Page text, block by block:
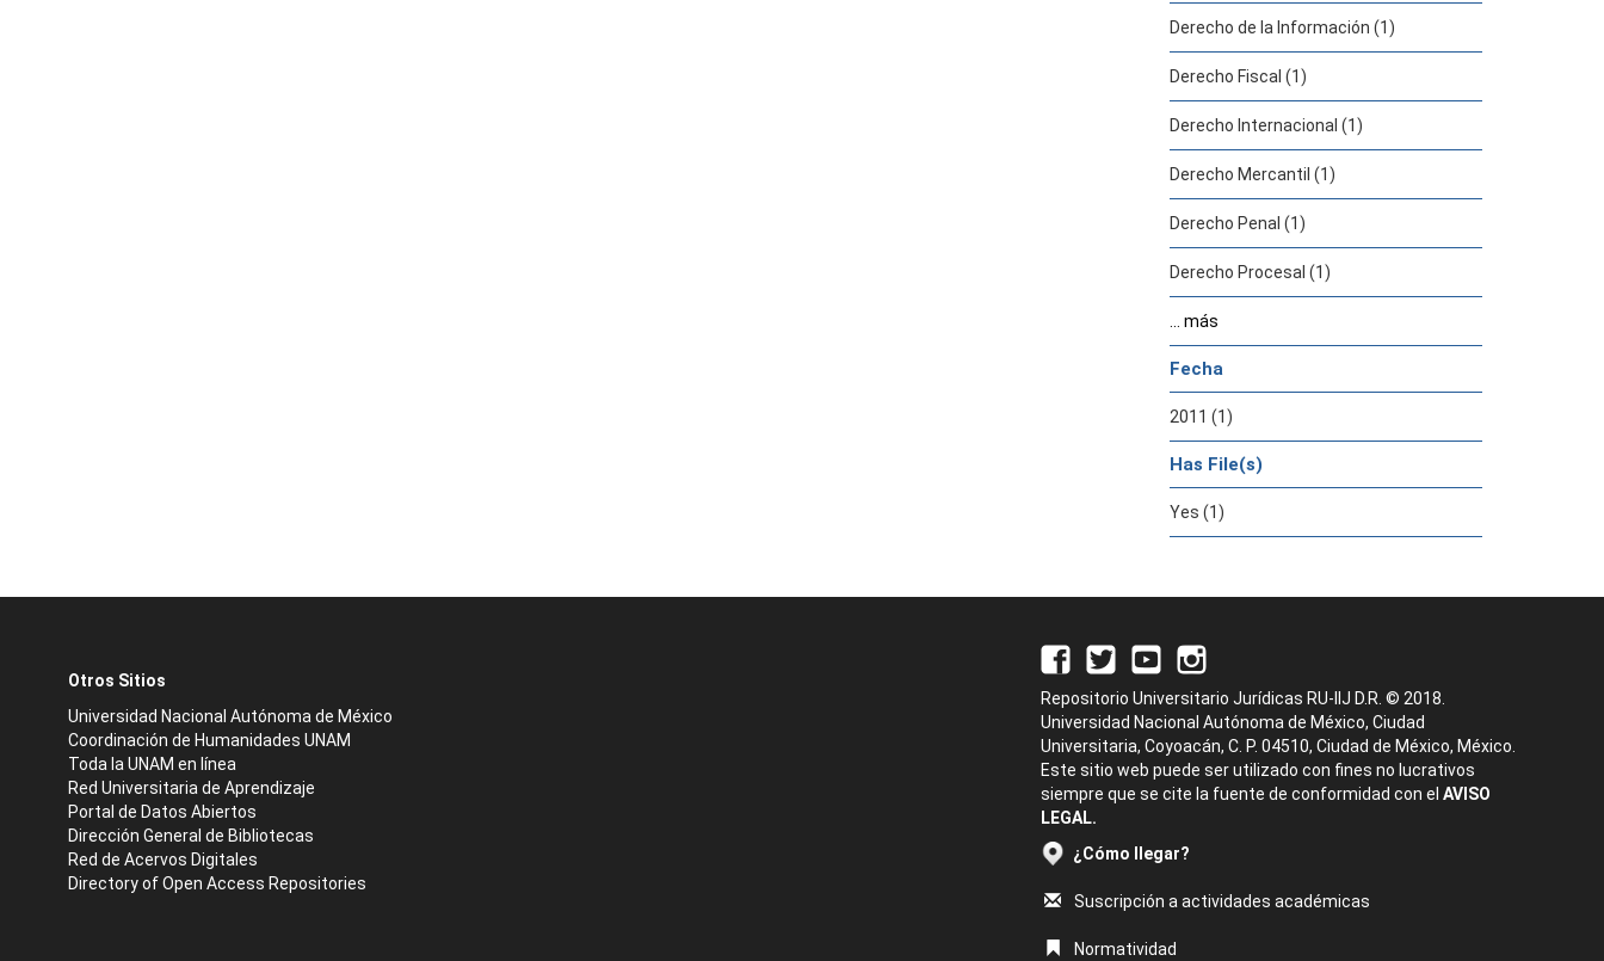
Derecho de la Información (1)
Derecho Fiscal (1)
Derecho Internacional (1)
Derecho Mercantil (1)
Derecho Penal (1)
Derecho Procesal (1)
... más
Fecha
2011 (1)
Has File(s)
Yes (1)
Otros Sitios
Universidad Nacional Autónoma de México
Coordinación de Humanidades UNAM
Toda la UNAM en línea
Red Universitaria de Aprendizaje
Portal de Datos Abiertos
Dirección General de Bibliotecas
Red de Acervos Digitales
Directory of Open Access Repositories
Repositorio Universitario Jurídicas RU-IIJ D.R. © 2018.
Universidad Nacional Autónoma de México, Ciudad
Universitaria, Coyoacán, C. P. 04510, Ciudad de México, México.
Este sitio web puede ser utilizado con fines no lucrativos
siempre que se cite la fuente de conformidad con el AVISO
LEGAL.
¿Cómo llegar?
Suscripción a actividades académicas
Normatividad